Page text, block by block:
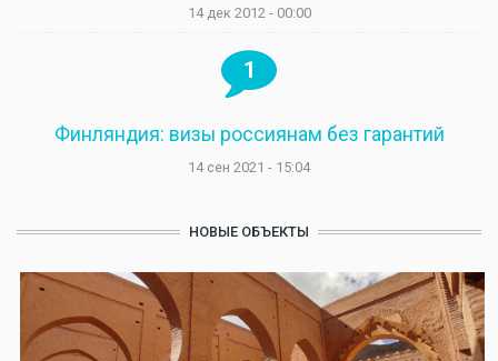
14 дек 2012 - 00:00
1
Финляндия: визы россиянам без гарантий
14 сен 2021 - 15:04
НОВЫЕ ОБЪЕКТЫ